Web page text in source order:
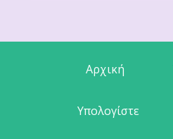
Αρχική
Υπολογίστε